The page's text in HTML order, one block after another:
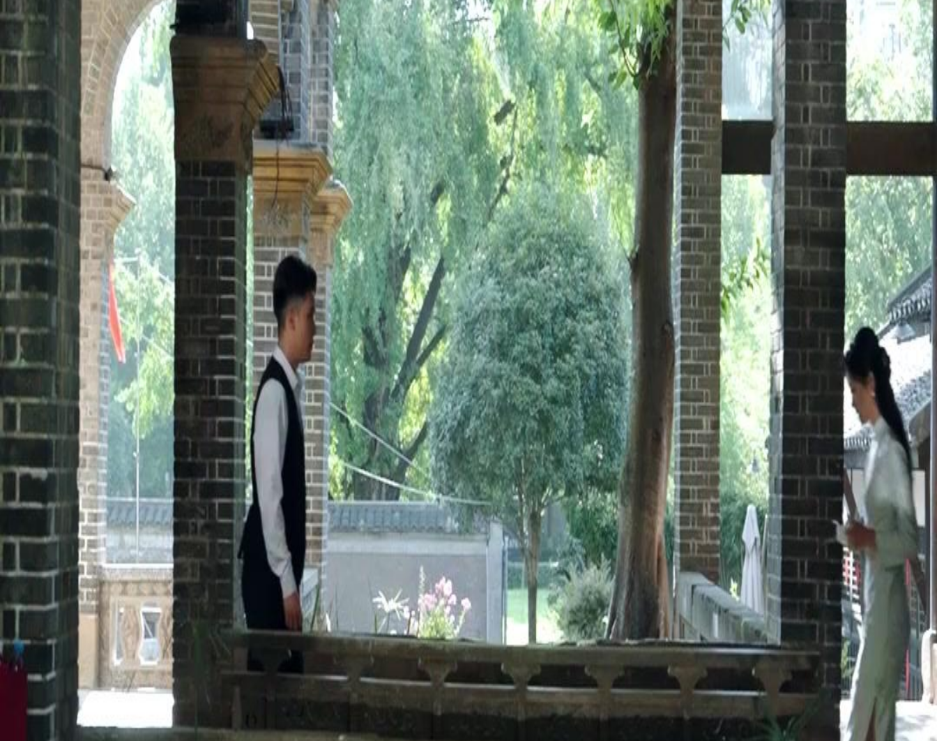
Desbloquear este episódio
Verdades Ocultas Episódio 65
2.4K
Justiça Instantânea
Romance da República
Amor Doloroso
Revelações e Reconciliações
Neste episódio, as verdades ocultas começam a vir à tona quando o General revela seus verdadeiros
sentimentos por Isabela e seu cuidado ao longo dos anos. A relação entre eles é posta à prova com a
presença de Miguel, que questiona a aceitação do General como seu pai, mostrando um momento de
vulnerabilidade e amor familiar. O episódio termina com um pedido do General para ser chamado pelo
nome, Héllian, indicando um possível recomeço para o casal.Será que Isabela finalmente chamará o
General pelo nome, Héllian, e o que isso significará para o futuro deles?
Click to copy the link
Click to copy the link
1 - 30
31 - 60
Todos os episódios
23 4567 8 11 12 13 14 17 19 20 21 22 23 24 26 27
30
34 35 36 37 38 39 42 49 50 51 52 53 54 55 56 57 58 59
60
63 64